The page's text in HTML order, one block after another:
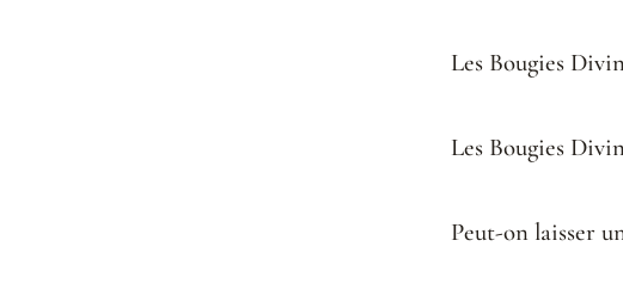
Les Bougies
Les Bougies
Peut-on laisser